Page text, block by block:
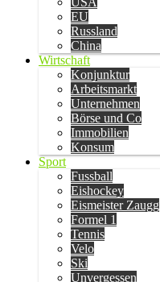
EU
Russland
China
Wirtschaft
Konjunktur
Arbeitsmarkt
Unternehmen
Börse und Co
Immobilien
Konsum
Sport
Fussball
Eishockey
Eismeister Zaugg
Formel 1
Tennis
Velo
Ski
Unvergessen